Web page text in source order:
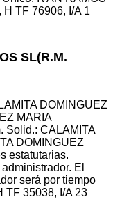
TF 76906, I/A 1
SL(R.M.
DOMINGUEZ
MARIA
Solid.: CALAMITA
DOMINGUEZ
estatutarias.
El
será por tiempo
TF 35038, I/A 23